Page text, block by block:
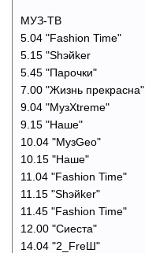
МУЗ-ТВ
5.04 "Fashion Time"
5.15 "Shэйker
5.45 "Парочки"
7.00 "Жизнь прекрасна"
9.04 "МузXtreme"
9.15 "Наше"
10.04 "MузGeo"
10.15 "Наше"
11.04 "Fashion Time"
11.15 "Shэйker"
11.45 "Fashion Time"
12.00 "Сиеста"
14.04 "2_FreШ"